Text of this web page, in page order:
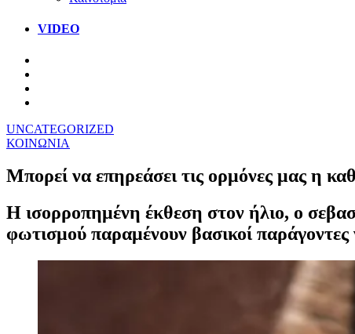
VIDEO
UNCATEGORIZED
ΚΟΙΝΩΝΙΑ
Μπορεί να επηρεάσει τις ορμόνες μας η
Η ισορροπημένη έκθεση στον ήλιο, ο
φωτισμού παραμένουν βασικοί παράγοντες